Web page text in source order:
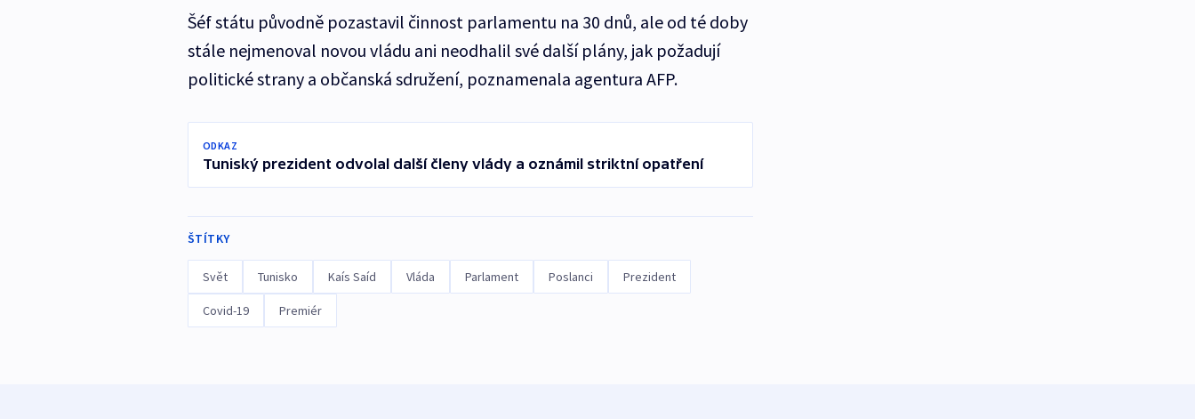
Šéf státu původně pozastavil činnost parlamentu na 30 dnů, ale od té doby
stále nejmenoval novou vládu ani neodhalil své další plány, jak požadují
politické strany a občanská sdružení, poznamenala agentura AFP.
ODKAZ
Tuniský prezident odvolal další členy vlády a oznámil striktní opatření
ŠTÍTKY
Svět Tunisko Kaís Saíd Vláda Parlament Poslanci Prezident
Covid-19 Premiér